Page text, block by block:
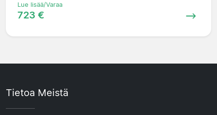
Lue lisää/Varaa
723 €
Tietoa Meistä